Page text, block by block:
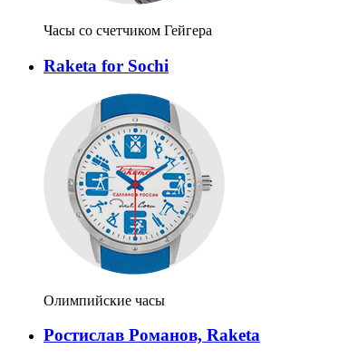
Часы со счетчиком Гейгера
Raketa for Sochi
Олимпийские часы
Ростислав Романов, Raketa